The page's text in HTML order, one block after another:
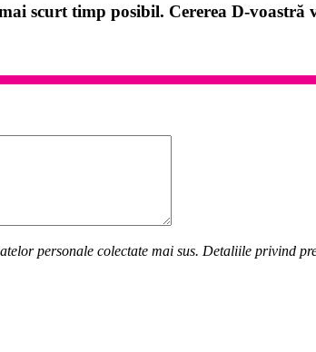
scurt timp posibil. Cererea D-voastră
personale colectate mai sus. Detaliile privind